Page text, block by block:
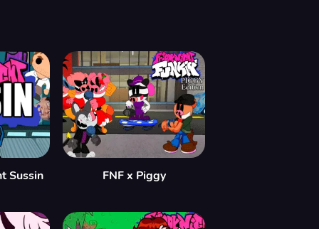
Sussin FNF x Piggy